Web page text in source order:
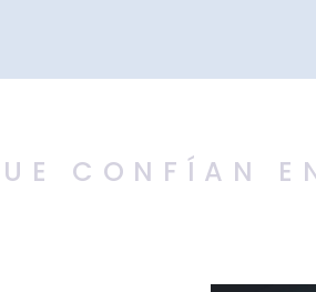
CONFÍAN